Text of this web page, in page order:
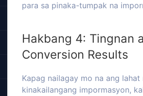
para sa pinaka-tumpak na
Hakbang 4: Tingnan
Conversion Results
Kapag nailagay mo na ang lahat
kinakailangang impormasyon,